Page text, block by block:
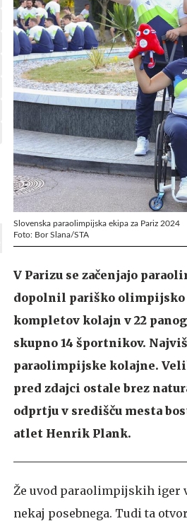
Slovenska paraolimpijska ekipa za Pariz 2024
Foto: Bor Slana/STA
V Parizu se začenjajo
dopolnil pariško olimpijsko
kompletov kolajn v 22
skupno 14 športnikov.
paraolimpijske kolajne.
pred zdajci ostale brez
odprtju v središču mesta
atlet Henrik Plank.
Že uvod paraolimpijskih iger
nekaj posebnega. Tudi ta